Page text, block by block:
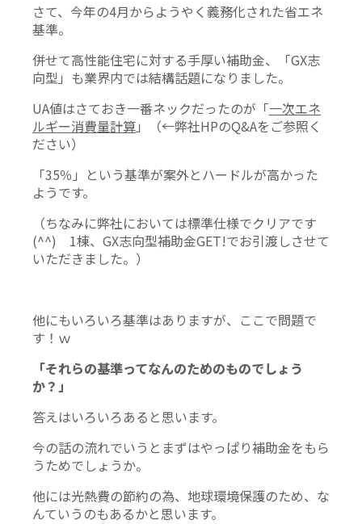
さて、今年の4月からようやく義務化された省エネ
基準。
併せて高性能住宅に対する手厚い補助金、「GX志
向型」も業界内では結構話題になりました。
UA値はさておき一番ネックだったのが「一次エネ
ルギー消費量計算」（←弊社HPのQ&Aをご参照く
ださい）
「35％」という基準が案外とハードルが高かった
ようです。
（ちなみに弊社においては標準仕様でクリアです
(^^) 1棟、GX志向型補助金GET!でお引渡しさせて
いただきました。）
他にもいろいろ基準はありますが、ここで問題で
す！ｗ
「それらの基準ってなんのためのものでしょう
か？」
答えはいろいろあると思います。
今の話の流れでいうとまずはやっぱり補助金をもら
うためでしょうか。
他には光熱費の節約の為、地球環境保護のため、な
んていうのもあるかと思います。